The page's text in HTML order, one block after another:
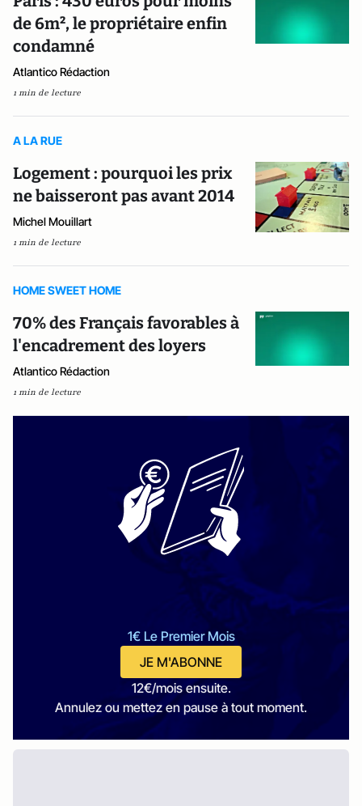
de 6m², le propriétaire enfin
condamné
Atlantico Rédaction
1 min de lecture
A LA RUE
Logement : pourquoi les prix
ne baisseront pas avant 2014
Michel Mouillart
1 min de lecture
HOME SWEET HOME
70% des Français favorables à
l'encadrement des loyers
Atlantico Rédaction
1 min de lecture
1€ Le Premier Mois
JE M'ABONNE
12€/mois ensuite.
Annulez ou mettez en pause à tout moment.